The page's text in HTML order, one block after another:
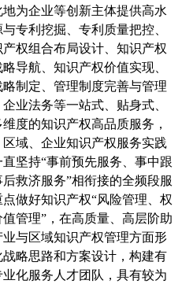
为企业等创新主体提供高水
专利挖掘、专利质量把控、
权组合布局设计、知识产权
导航、知识产权价值实现、
制定、管理制度完善与管理
业法务等一站式、贴身式、
度的知识产权高品质服务，
域、企业知识产权服务实践
坚持“事前预先服务、事中跟
救济服务”相衔接的全频段服
做好知识产权“风险管理、权
管理”，在高质量、高层阶助
业与区域知识产权管理方面形
战略思路和方案设计，构建有
化服务人才团队，具有较为